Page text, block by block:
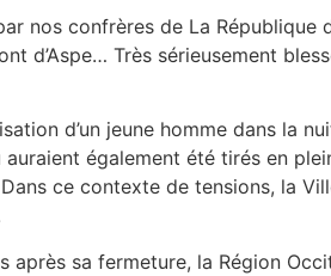
nos confrères de La République
d’Aspe… Très sérieusement
d’un jeune homme dans la
également été tirés en
ce contexte de tensions, la
sa fermeture, la Région